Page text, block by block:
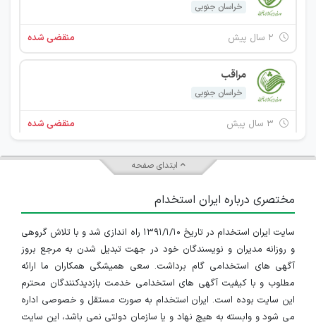
خراسان جنوبی
منقضی شده
مراقب
خراسان جنوبی
منقضی شده
ابتدای صفحه
مختصری درباره ایران استخدام
سایت ایران استخدام در تاریخ ۱۳۹۱/۱/۱۰ راه اندازی شد و با تلاش گروهی
و روزانه مدیران و نویسندگان خود در جهت تبدیل شدن به مرجع بروز
آگهی های استخدامی گام برداشت. سعی همیشگی همکاران ما ارائه
مطلوب و با کیفیت آگهی های استخدامی خدمت بازدیدکنندگان محترم
این سایت بوده است. ایران استخدام به صورت مستقل و خصوصی اداره
می شود و وابسته به هیچ نهاد و یا سازمان دولتی نمی باشد، این سایت